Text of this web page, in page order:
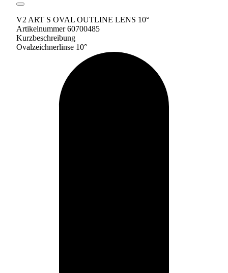
V2 ART S OVAL OUTLINE LENS 10°
Artikelnummer 60700485
Kurzbeschreibung
Ovalzeichnerlinse 10°